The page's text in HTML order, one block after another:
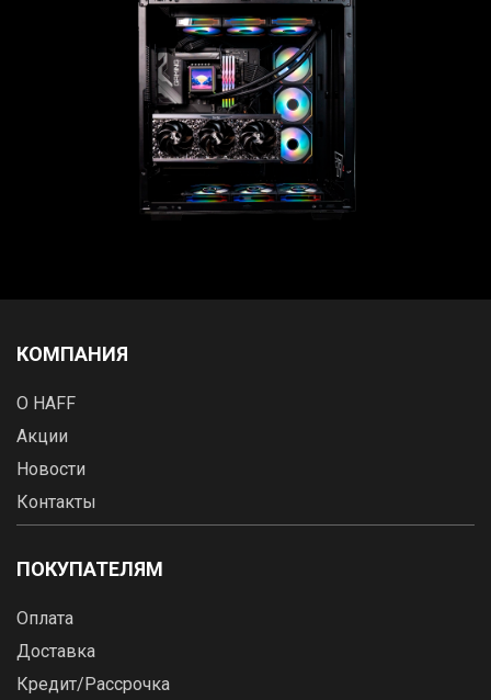
КОМПАНИЯ
О HAFF
Акции
Новости
Контакты
ПОКУПАТЕЛЯМ
Оплата
Доставка
Кредит/Рассрочка